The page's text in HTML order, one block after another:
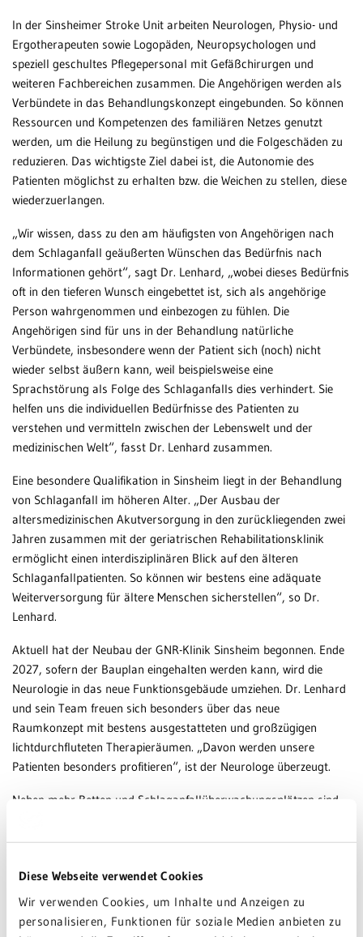
Diese Webseite verwendet Cookies
Wir verwenden Cookies, um Inhalte und Anzeigen zu
personalisieren, Funktionen für soziale Medien anbieten zu
In der Sinsheimer Stroke Unit arbeiten Neurologen, Physio- und
Ergotherapeuten sowie Logopäden, Neuropsychologen und
speziell geschultes Pflegepersonal mit Gefäßchirurgen und
weiteren Fachbereichen zusammen. Die Angehörigen werden als
Verbündete in das Behandlungskonzept eingebunden. So können
Ressourcen und Kompetenzen des familiären Netzes genutzt
werden, um die Heilung zu begünstigen und die Folgeschäden zu
reduzieren. Das wichtigste Ziel dabei ist, die Autonomie des
Patienten möglichst zu erhalten bzw. die Weichen zu stellen, diese
wiederzuerlangen.
„Wir wissen, dass zu den am häufigsten von Angehörigen nach
dem Schlaganfall geäußerten Wünschen das Bedürfnis nach
Informationen gehört“, sagt Dr. Lenhard, „wobei dieses Bedürfnis
oft in den tieferen Wunsch eingebettet ist, sich als angehörige
Person wahrgenommen und einbezogen zu fühlen. Die
Angehörigen sind für uns in der Behandlung natürliche
Verbündete, insbesondere wenn der Patient sich (noch) nicht
wieder selbst äußern kann, weil beispielsweise eine
Sprachstörung als Folge des Schlaganfalls dies verhindert. Sie
helfen uns die individuellen Bedürfnisse des Patienten zu
verstehen und vermitteln zwischen der Lebenswelt und der
medizinischen Welt“, fasst Dr. Lenhard zusammen.
Eine besondere Qualifikation in Sinsheim liegt in der Behandlung
von Schlaganfall im höheren Alter. „Der Ausbau der
altersmedizinischen Akutversorgung in den zurückliegenden zwei
Jahren zusammen mit der geriatrischen Rehabilitationsklinik
ermöglicht einen interdisziplinären Blick auf den älteren
Schlaganfallpatienten. So können wir bestens eine adäquate
Weiterversorgung für ältere Menschen sicherstellen“, so Dr.
Lenhard.
Aktuell hat der Neubau der GNR-Klinik Sinsheim begonnen. Ende
2027, sofern der Bauplan eingehalten werden kann, wird die
Neurologie in das neue Funktionsgebäude umziehen. Dr. Lenhard
und sein Team freuen sich besonders über das neue
Raumkonzept mit bestens ausgestatteten und großzügigen
lichtdurchfluteten Therapieräumen. „Davon werden unsere
Patienten besonders profitieren“, ist der Neurologe überzeugt.
Neben mehr Betten und Schlaganfallüberwachungsplätzen sind
telemetrische Überwachung für einen Teil der Patienten auf der
sie nicht zu schwer betroffen sind, sich frei bewegen können und
trotzdem das Herzkreislaufsystem kontinuierlich überwacht wird.
„Die Zeiten, dass man als Patient für mehrere Tage verkabelt und